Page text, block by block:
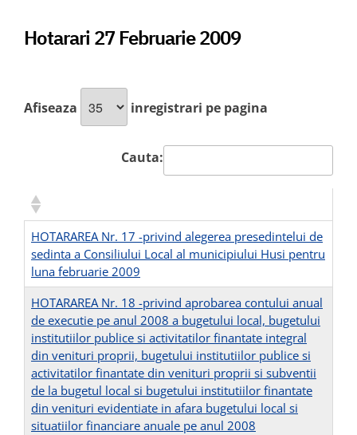
Hotarari 27 Februarie 2009
Afiseaza inregistrari pe pagina
Cauta:
HOTARAREA Nr. 17 -privind alegerea presedintelui de
sedinta a Consiliului Local al municipiului Husi pentru
luna februarie 2009
HOTARAREA Nr. 18 -privind aprobarea contului anual
de executie pe anul 2008 a bugetului local, bugetului
institutiilor publice si activitatilor finantate integral
din venituri proprii, bugetului institutiilor publice si
activitatilor finantate din venituri proprii si subventii
de la bugetul local si bugetului institutiilor finantate
din venituri evidentiate in afara bugetului local si
situatiilor financiare anuale pe anul 2008